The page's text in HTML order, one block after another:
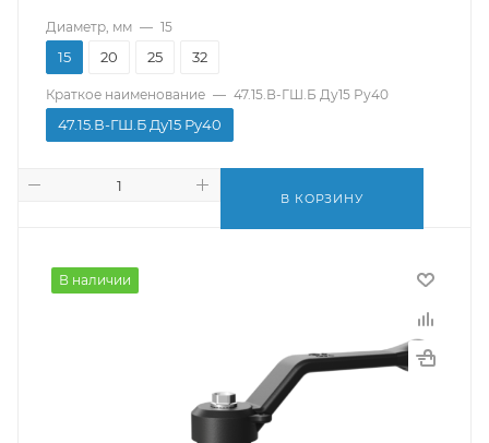
Диаметр, мм — 15
15 20 25 32
Краткое наименование — 47.15.В-ГШ.Б Ду15 Ру40
47.15.В-ГШ.Б Ду15 Ру40
В КОРЗИНУ
В наличии